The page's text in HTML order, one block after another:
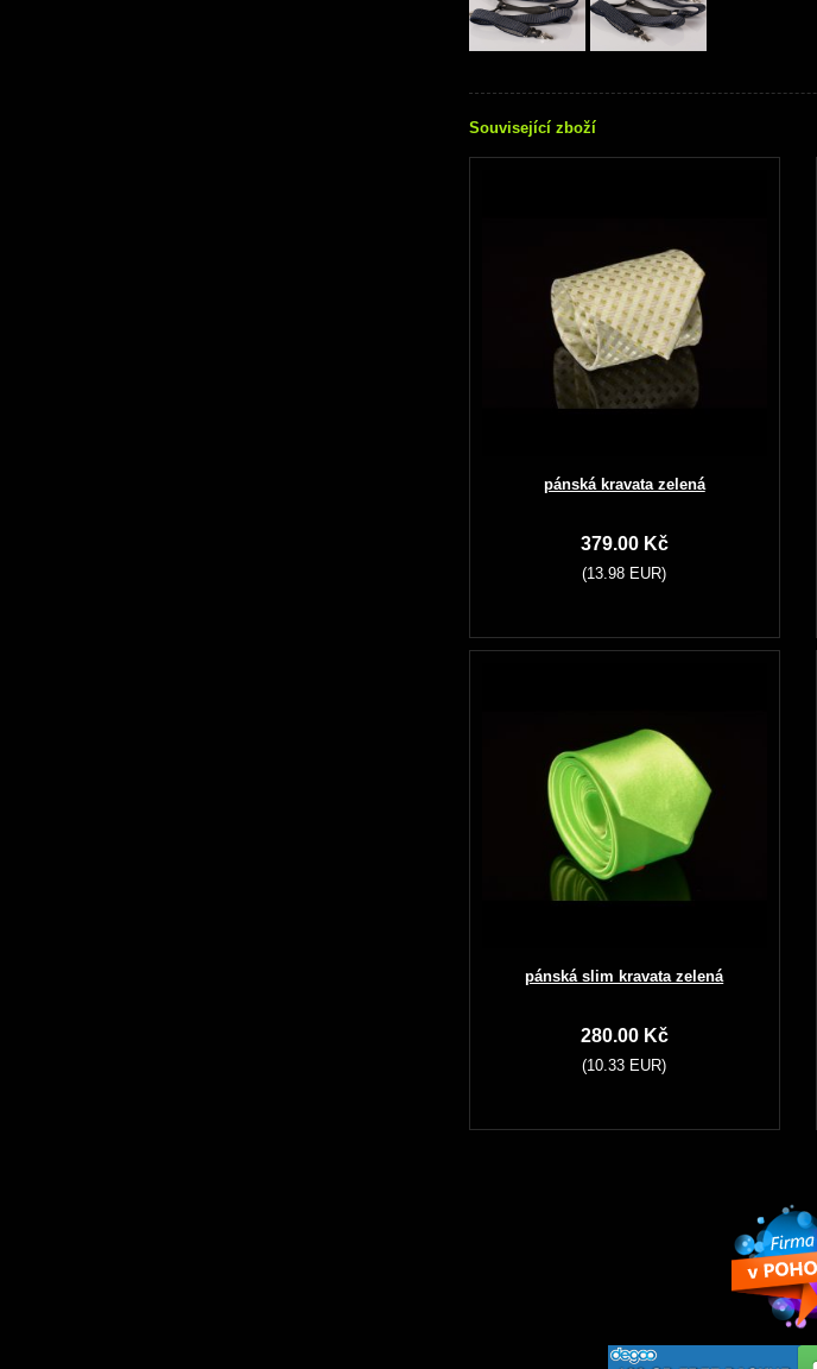
Související zboží
pánská kravata zelená
379.00 Kč
(13.98 EUR)
pánská slim kravata zelená
280.00 Kč
(10.33 EUR)